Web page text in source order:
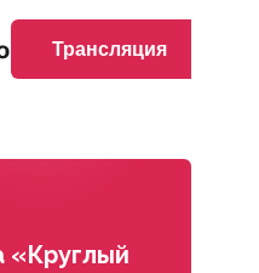
Трансляция
«Круглый